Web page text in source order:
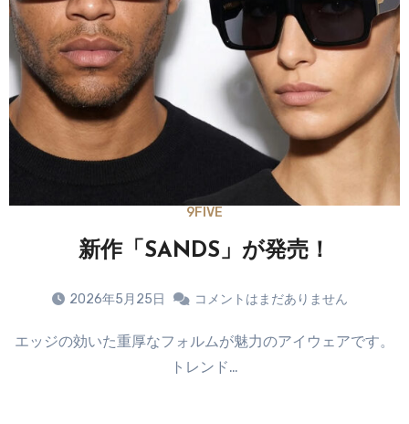
9FIVE
新作「SANDS」が発売！
2026年5月25日 コメントはまだありません
エッジの効いた重厚なフォルムが魅力のアイウェアです。
トレンド…